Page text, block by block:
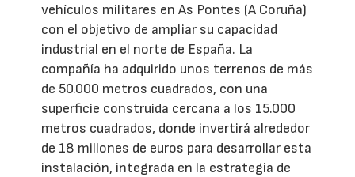
vehículos militares en As Pontes (A Coruña)
con el objetivo de ampliar su capacidad
industrial en el norte de España. La
compañía ha adquirido unos terrenos de más
de 50.000 metros cuadrados, con una
superficie construida cercana a los 15.000
metros cuadrados, donde invertirá alrededor
de 18 millones de euros para desarrollar esta
instalación, integrada en la estrategia de